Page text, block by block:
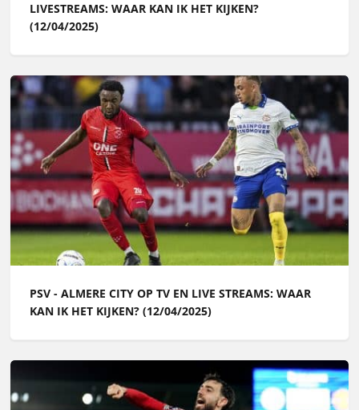
LIVESTREAMS: WAAR KAN IK HET KIJKEN?
(12/04/2025)
PSV - ALMERE CITY OP TV EN LIVE STREAMS: WAAR
KAN IK HET KIJKEN? (12/04/2025)